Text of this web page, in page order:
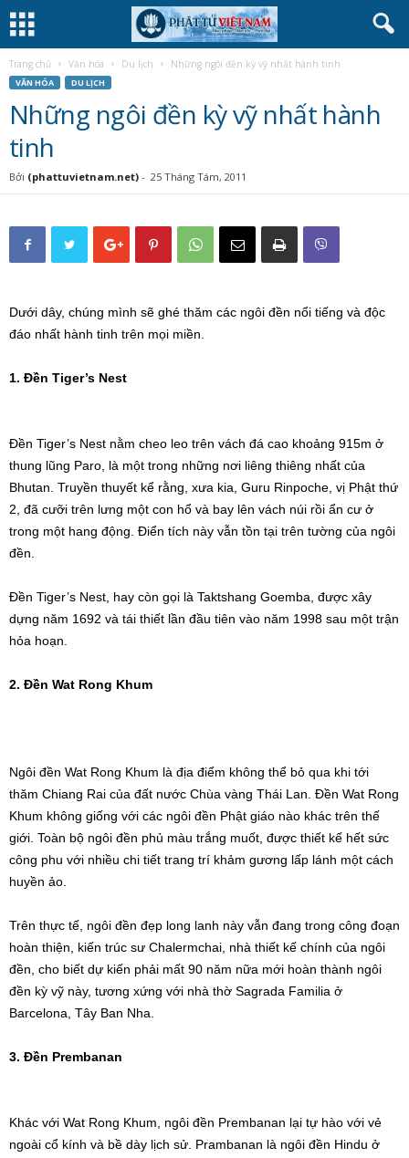
Trang chủ Văn hóa Du lịch Những ngôi đền kỳ vỹ nhất hành tinh
VĂN HÓA DU LỊCH
Những ngôi đền kỳ vỹ nhất hành
tinh
Bởi (phattuvietnam.net) - 25 Tháng Tám, 2011
Dưới dây, chúng mình sẽ ghé thăm các ngôi đền nổi tiếng và độc
đáo nhất hành tinh trên mọi miền.
1. Đền Tiger’s Nest
Đền Tiger’s Nest nằm cheo leo trên vách đá cao khoảng 915m ở
thung lũng Paro, là một trong những nơi liêng thiêng nhất của
Bhutan. Truyền thuyết kể rằng, xưa kia, Guru Rinpoche, vị Phật thứ
2, đã cưỡi trên lưng một con hổ và bay lên vách núi rồi ẩn cư ở
trong một hang động. Điển tích này vẫn tồn tại trên tường của ngôi
đền.
Đền Tiger’s Nest, hay còn gọi là Taktshang Goemba, được xây
dựng năm 1692 và tái thiết lần đầu tiên vào năm 1998 sau một trận
hỏa hoạn.
2. Đền Wat Rong Khum
Ngôi đền Wat Rong Khum là địa điểm không thể bỏ qua khi tới
thăm Chiang Rai của đất nước Chùa vàng Thái Lan. Đền Wat Rong
Khum không giống với các ngôi đền Phật giáo nào khác trên thế
giới. Toàn bộ ngôi đền phủ màu trắng muốt, được thiết kế hết sức
công phu với nhiều chi tiết trang trí khảm gương lấp lánh một cách
huyền ảo.
Trên thực tế, ngôi đền đẹp long lanh này vẫn đang trong công đoạn
hoàn thiện, kiến trúc sư Chalermchai, nhà thiết kế chính của ngôi
đền, cho biết dự kiến phải mất 90 năm nữa mới hoàn thành ngôi
đền kỳ vỹ này, tương xứng với nhà thờ Sagrada Familia ở
Barcelona, Tây Ban Nha.
3. Đền Prembanan
Khác với Wat Rong Khum, ngôi đền Prembanan lại tự hào với vẻ
ngoài cổ kính và bề dày lịch sử. Prambanan là ngôi đền Hindu ở